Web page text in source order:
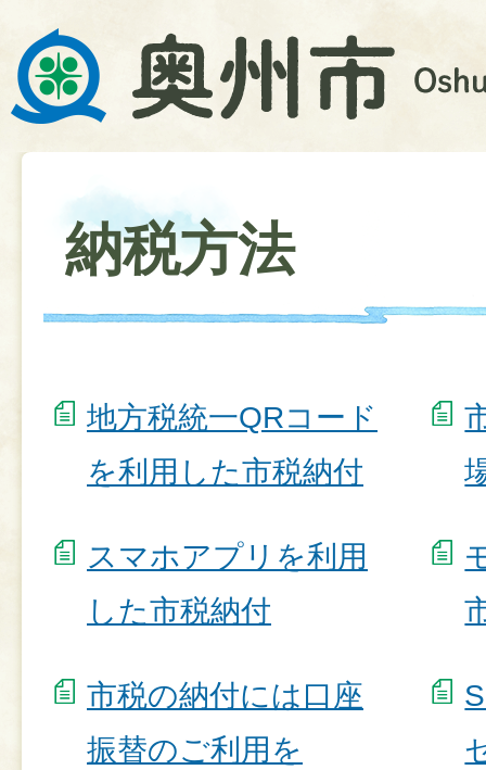
納税方法
地方税統一QRコード
を利用した市税納付
スマホアプリを利用
した市税納付
市税の納付には口座
振替のご利用を